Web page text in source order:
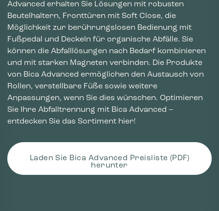
Advanced erhalten Sie Lösungen mit robusten
Beutelhaltern, Fronttüren mit Soft Close, die
Möglichkeit zur berührungslosen Bedienung mit
Fußpedal und Deckeln für organische Abfälle. Sie
können die Abfalllösungen nach Bedarf kombinieren
und mit starken Magneten verbinden. Die Produkte
von Bica Advanced ermöglichen den Austausch von
Rollen, verstellbare Füße sowie weitere
Anpassungen, wenn Sie dies wünschen. Optimieren
Sie Ihre Abfalltrennung mit Bica Advanced –
entdecken Sie das Sortiment hier!
Laden Sie Bica Advanced Preisliste (PDF)
herunter